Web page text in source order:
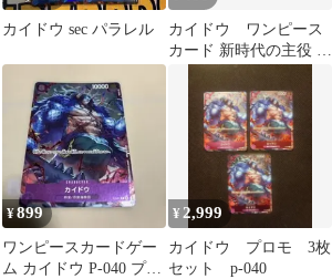
カイドウ sec パラレル
カイドウ ワンピース
カード 新時代の主役 シ
ークレットレア 3枚セ
¥899
ワンピースカードゲー
ム カイドウ P-040 プロ
¥ 2,999
カイドウ プロモ 3枚
セット p-040